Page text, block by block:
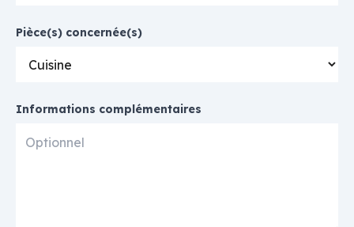
Pièce(s) concernée(s)
Informations complémentaires